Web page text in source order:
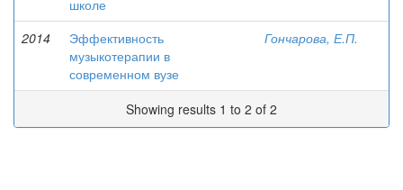
школе
2014
Эффективность
музыкотерапии в
современном вузе
Гончарова, Е.П.
Showing results 1 to 2 of 2